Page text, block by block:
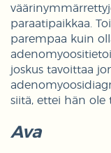
paraatipaikkaa.
parempaa kuin
joskus tavoittaa
siitä, ettei hän ole
Ava